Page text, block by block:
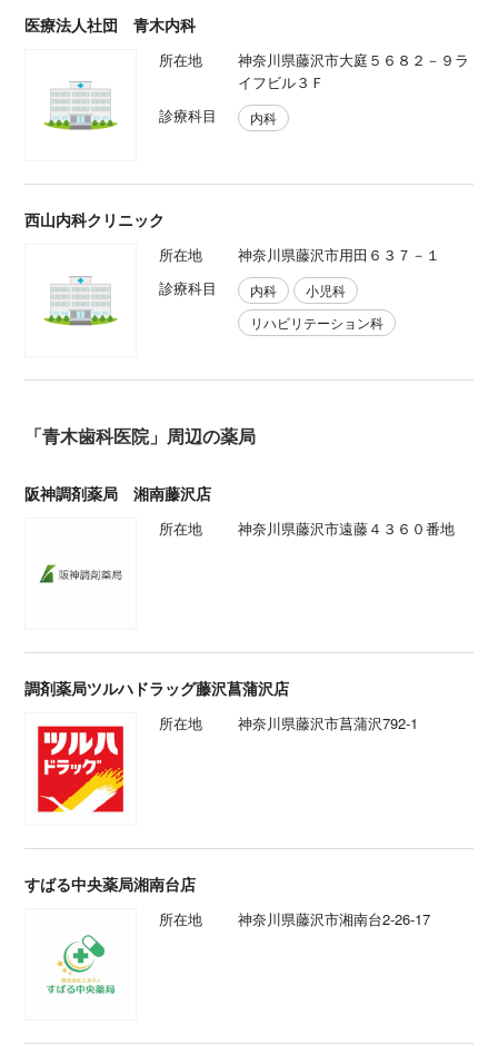
医療法人社団 青木内科
所在地
神奈川県藤沢市大庭５６８２－９ラ
イフビル３Ｆ
診療科目
内科
西山内科クリニック
所在地
神奈川県藤沢市用田６３７－１
診療科目
内科
小児科
リハビリテーション科
「青木歯科医院」周辺の薬局
阪神調剤薬局 湘南藤沢店
所在地 神奈川県藤沢市遠藤４３６０番地
調剤薬局ツルハドラッグ藤沢菖蒲沢店
所在地 神奈川県藤沢市菖蒲沢792-1
すばる中央薬局湘南台店
所在地 神奈川県藤沢市湘南台2-26-17